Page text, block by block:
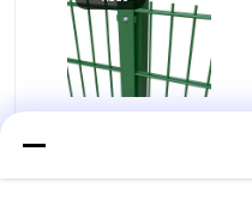
سياج سلك مزدوج بعرض